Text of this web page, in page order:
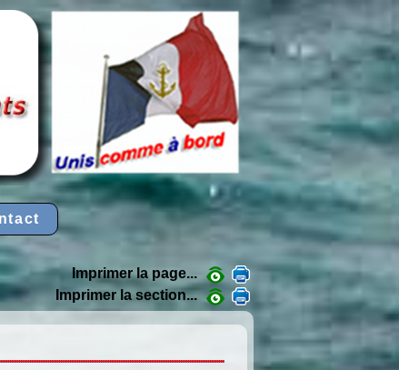
Imprimer la page...
Imprimer la section...